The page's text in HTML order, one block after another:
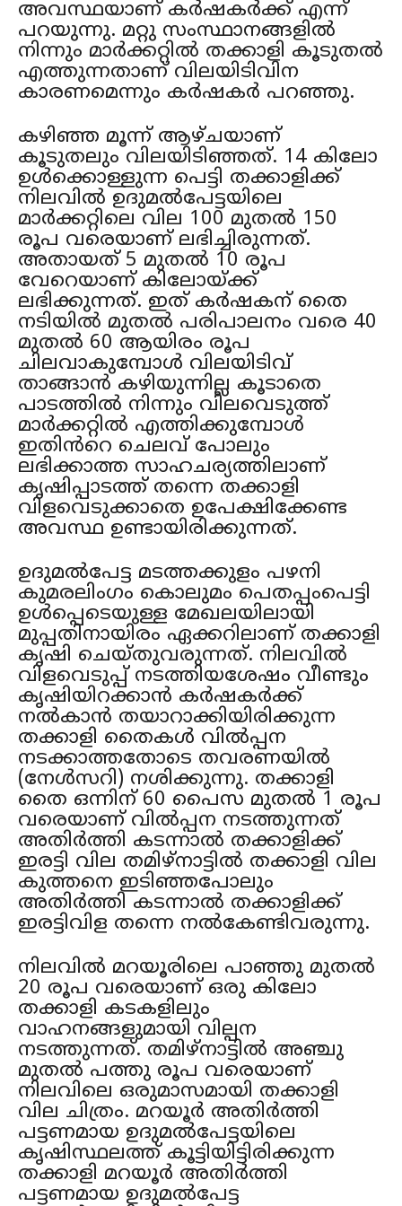
അവസ്ഥയാണ് കർഷകർക്ക് എന്ന്
പറയുന്നു. മറ്റു സംസ്ഥാനങ്ങളിൽ
നിന്നും മാർക്കറ്റിൽ തക്കാളി കൂടുതൽ
എത്തുന്നതാണ് വിലയിടിവിന
കാരണമെന്നും കർഷകർ പറഞ്ഞു.
കഴിഞ്ഞ മൂന്ന് ആഴ്ചയാണ്
കൂടുതലും വിലയിടിഞ്ഞത്. 14 കിലോ
ഉൾക്കൊള്ളുന്ന പെട്ടി തക്കാളിക്ക്
നിലവിൽ ഉദുമൽപേട്ടയിലെ
മാർക്കറ്റിലെ വില 100 മുതൽ 150
രൂപ വരെയാണ് ലഭിച്ചിരുന്നത്.
അതായത് 5 മുതൽ 10 രൂപ
വേറെയാണ് കിലോയ്ക്ക്
ലഭിക്കുന്നത്. ഇത് കർഷകന് തൈ
നടിയിൽ മുതൽ പരിപാലനം വരെ 40
മുതൽ 60 ആയിരം രൂപ
ചിലവാകുമ്പോൾ വിലയിടിവ്
താങ്ങാൻ കഴിയുന്നില്ല കൂടാതെ
പാടത്തിൽ നിന്നും വിലവെടുത്ത്
മാർക്കറ്റിൽ എത്തിക്കുമ്പോൾ
ഇതിൻറെ ചെലവ് പോലും
ലഭിക്കാത്ത സാഹചര്യത്തിലാണ്
കൃഷിപ്പാടത്ത് തന്നെ തക്കാളി
വിളവെടുക്കാതെ ഉപേക്ഷിക്കേണ്ട
അവസ്ഥ ഉണ്ടായിരിക്കുന്നത്.
ഉദുമൽപേട്ട മടത്തക്കുളം പഴനി
കുമരലിംഗം കൊലുമം പെതപ്പംപെട്ടി
ഉൾപ്പെടെയുള്ള മേഖലയിലായി
മുപ്പതിനായിരം ഏക്കറിലാണ് തക്കാളി
കൃഷി ചെയ്തുവരുന്നത്. നിലവിൽ
വിളവെടുപ്പ് നടത്തിയശേഷം വീണ്ടും
കൃഷിയിറക്കാൻ കർഷകർക്ക്
നൽകാൻ തയാറാക്കിയിരിക്കുന്ന
തക്കാളി തൈകൾ വിൽപ്പന
നടക്കാത്തതോടെ തവരണയിൽ
(നേൾസറി) നശിക്കുന്നു. തക്കാളി
തൈ ഒന്നിന് 60 പൈസ മുതൽ 1 രൂപ
വരെയാണ് വിൽപ്പന നടത്തുന്നത്
അതിർത്തി കടന്നാൽ തക്കാളിക്ക്
ഇരട്ടി വില തമിഴ്നാട്ടിൽ തക്കാളി വില
കുത്തനെ ഇടിഞ്ഞപോലും
അതിർത്തി കടന്നാൽ തക്കാളിക്ക്
ഇരട്ടിവിള തന്നെ നൽകേണ്ടിവരുന്നു.
നിലവിൽ മറയൂരിലെ പാഞ്ഞു മുതൽ
20 രൂപ വരെയാണ് ഒരു കിലോ
തക്കാളി കടകളിലും
വാഹനങ്ങളുമായി വില്പന
നടത്തുന്നത്. തമിഴ്നാട്ടിൽ അഞ്ചു
മുതൽ പത്തു രൂപ വരെയാണ്
നിലവിലെ ഒരുമാസമായി തക്കാളി
വില ചിത്രം. മറയൂർ അതിർത്തി
പട്ടണമായ ഉദുമൽപേട്ടയിലെ
കൃഷിസ്ഥലത്ത് കൂട്ടിയിട്ടിരിക്കുന്ന
തക്കാളി മറയൂർ അതിർത്തി
പട്ടണമായ ഉദുമൽപേട്ട